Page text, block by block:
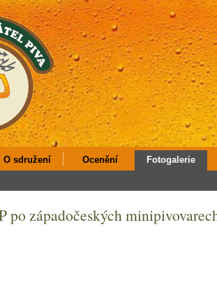
O sdružení Ocenění Fotogalerie
po západočeských